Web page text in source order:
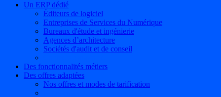
Un ERP dédié
Éditeurs de logiciel
Entreprises de Services du Numérique
Bureaux d'étude et ingénierie
Agences d’architecture
Sociétés d'audit et de conseil
Des fonctionnalités métiers
Des offres adaptées
Nos offres et modes de tarification